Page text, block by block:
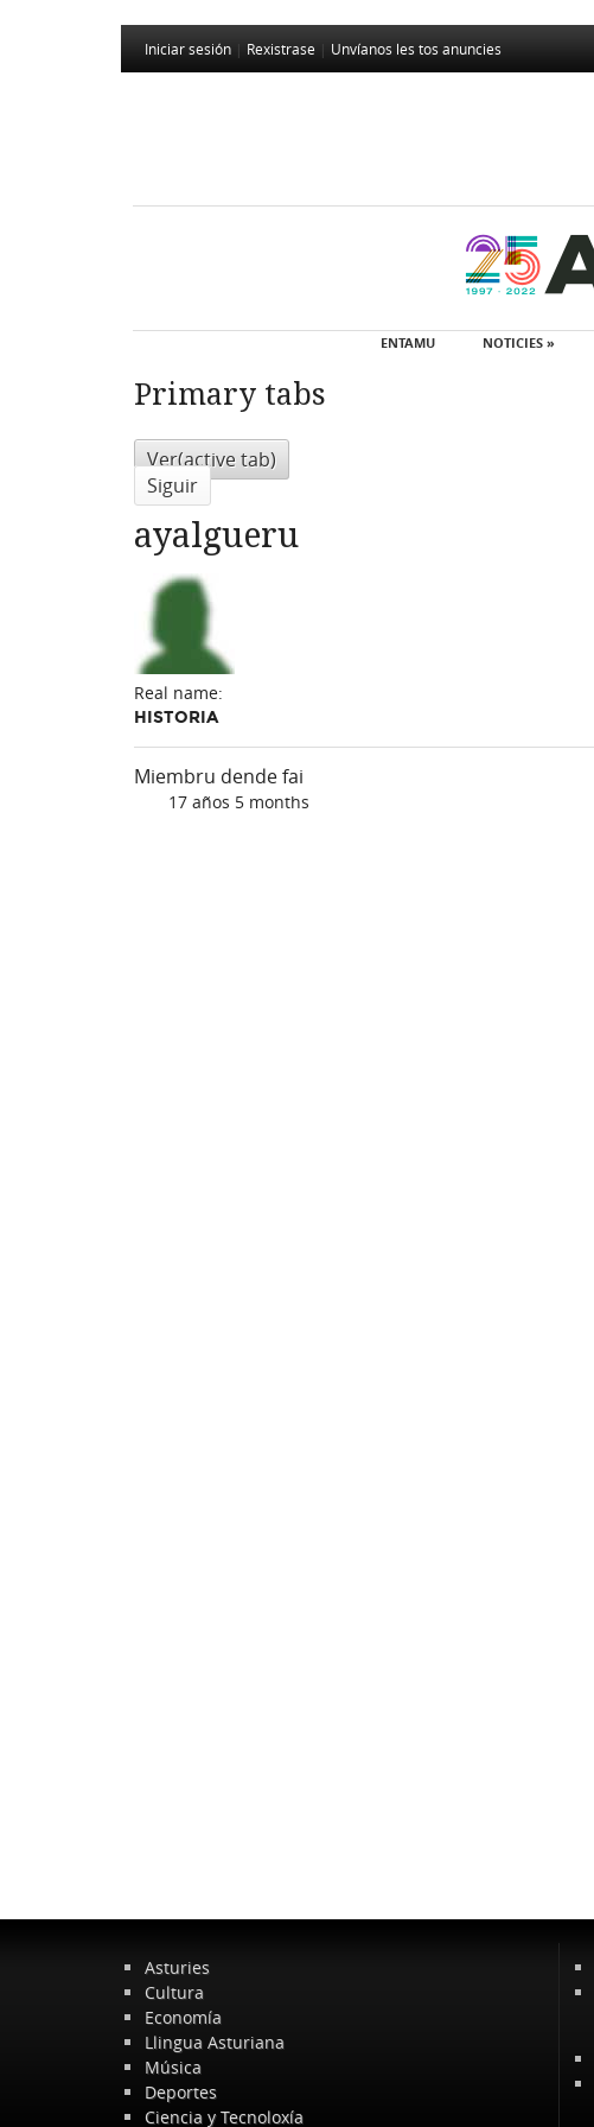
Iniciar sesión Rexistrase Unvíanos les tos anuncies
ENTAMU NOTICIES »
Primary tabs
Ver(active tab)
Siguir
ayalgueru
Real name:
HISTORIA
Miembru dende fai
17 años 5 months
Asturies
Cultura
Economía
Llingua Asturiana
Música
Deportes
Ciencia y Tecnoloxía